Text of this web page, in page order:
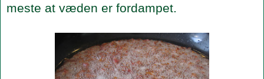
meste at væden er fordampet.